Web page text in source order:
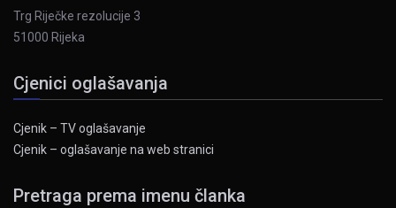
Trg Riječke rezolucije 3
51000 Rijeka
Cjenici oglašavanja
Cjenik – TV oglašavanje
Cjenik – oglašavanje na web stranici
Pretraga prema imenu članka